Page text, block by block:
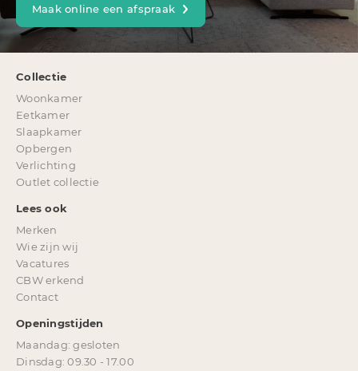
Maak online een afspraak
Collectie
Woonkamer
Eetkamer
Slaapkamer
Opbergen
Verlichting
Outlet collectie
Lees ook
Merken
Wie zijn wij
Vacatures
CBW erkend
Contact
Openingstijden
Maandag: gesloten
Dinsdag: 09.30 - 17.00